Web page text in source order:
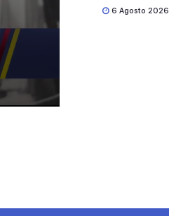
6 Agosto 2026